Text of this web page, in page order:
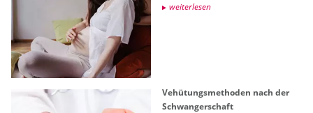
wei­ter­le­sen
Ve­hü­tungs­me­tho­den nach der
Schwan­ger­schaft